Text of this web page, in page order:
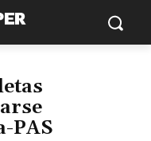
PAS